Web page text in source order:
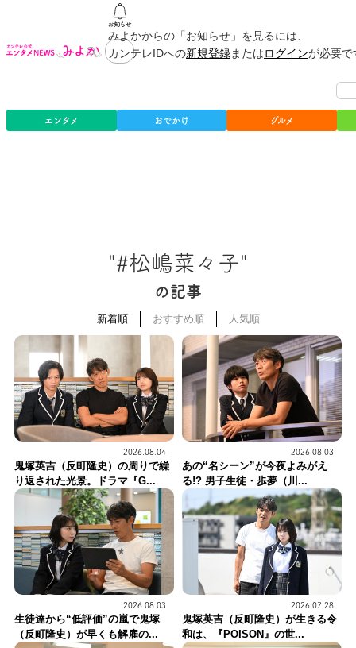
みよかからの「お知らせ」を見るには、
カンテレIDへの新規登録またはログインが必要
エンタメ おでかけ グルメ
"#松嶋菜々子"
の記事
新着順 おすすめ順 人気順
2026.08.04
鬼塚英吉（反町隆史）の周りで繰
り返された光景。ドラマ『G...
2026.08.03
あの“名シーン”が今夜よみがえ
る!? 男子生徒・歩夢（川...
2026.08.03
生徒達から“低評価”の嵐で鬼塚
（反町隆史）が早くも解雇の...
2026.07.28
鬼塚英吉（反町隆史）が生きる令
和は、『POISON』の世...